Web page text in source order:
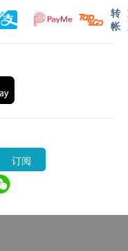
。未能提供任何订
ESDlife有权拒绝接
不接受退换。
之产品有任何残缺
。
必须保留有效收据
转
帐
订阅